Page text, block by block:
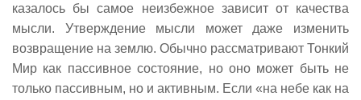
казалось бы самое неизбежное зависит от качества
мысли. Утверждение мысли может даже изменить
возвращение на землю. Обычно рассматривают Тонкий
Мир как пассивное состояние, но оно может быть не
только пассивным, но и активным. Если «на небе как на